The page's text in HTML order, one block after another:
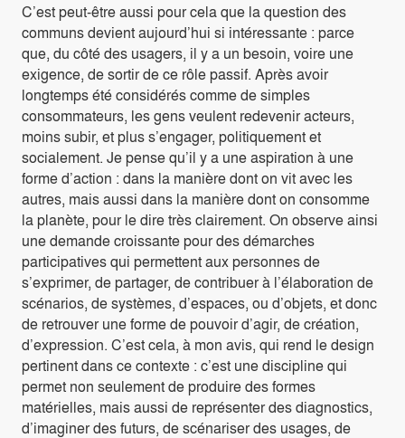
C’est peut-être aussi pour cela que la question des
communs devient aujourd’hui si intéressante : parce
que, du côté des usagers, il y a un besoin, voire une
exigence, de sortir de ce rôle passif. Après avoir
longtemps été considérés comme de simples
consommateurs, les gens veulent redevenir acteurs,
moins subir, et plus s’engager, politiquement et
socialement. Je pense qu’il y a une aspiration à une
forme d’action : dans la manière dont on vit avec les
autres, mais aussi dans la manière dont on consomme
la planète, pour le dire très clairement. On observe ainsi
une demande croissante pour des démarches
participatives qui permettent aux personnes de
s’exprimer, de partager, de contribuer à l’élaboration de
scénarios, de systèmes, d’espaces, ou d’objets, et donc
de retrouver une forme de pouvoir d’agir, de création,
d’expression. C’est cela, à mon avis, qui rend le design
pertinent dans ce contexte : c’est une discipline qui
permet non seulement de produire des formes
matérielles, mais aussi de représenter des diagnostics,
d’imaginer des futurs, de scénariser des usages, de